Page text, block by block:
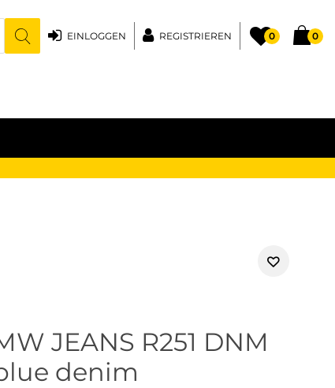
0 0
REGISTRIEREN
EINLOGGEN
JEANS R251 DNM
denim